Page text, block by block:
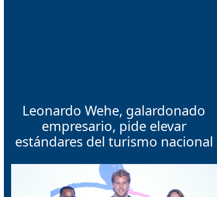
Leonardo Wehe, galardonado
empresario, pide elevar
estándares del turismo nacional